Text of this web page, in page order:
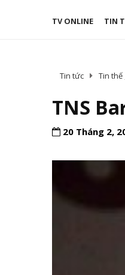
TV ONLINE TIN
Tin tức Tin thế
TNS
20 Tháng 2,